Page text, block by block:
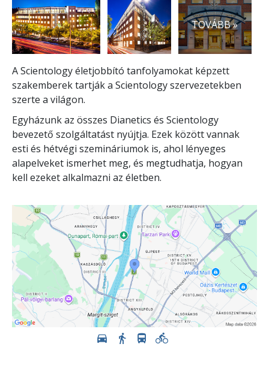
TOVÁBB »
A Scientology életjobbító tanfolyamokat képzett
szakemberek tartják a Scientology szervezetekben
szerte a világon.
Egyházunk az összes Dianetics és Scientology
bevezető szolgáltatást nyújtja. Ezek között vannak
esti és hétvégi szemináriumok is, ahol lényeges
alapelveket ismerhet meg, és megtudhatja, hogyan
kell ezeket alkalmazni az életben.